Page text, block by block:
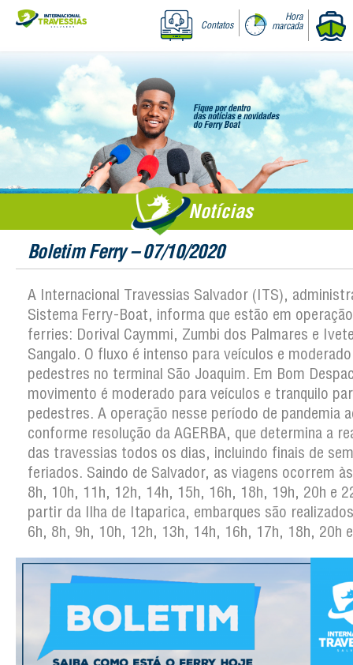
Contatos
Hora
marcada
Notícias
Boletim Ferry – 07/10/2020
A Internacional Travessias Salvador (ITS),
Sistema Ferry-Boat, informa que estão em
ferries: Dorival Caymmi, Zumbi dos Palmares e
Sangalo. O fluxo é intenso para veículos e
pedestres no terminal São Joaquim. Em Bom
movimento é moderado para veículos e tranquilo
pedestres. A operação nesse período de pandemia
conforme resolução da AGERBA, que determina a
das travessias todos os dias, incluindo finais de
feriados. Saindo de Salvador, as viagens ocorrem
8h, 10h, 11h, 12h, 14h, 15h, 16h, 18h, 19h, 20h e
partir da Ilha de Itaparica, embarques são
6h, 8h, 9h, 10h, 12h, 13h, 14h, 16h, 17h, 18h, 20h